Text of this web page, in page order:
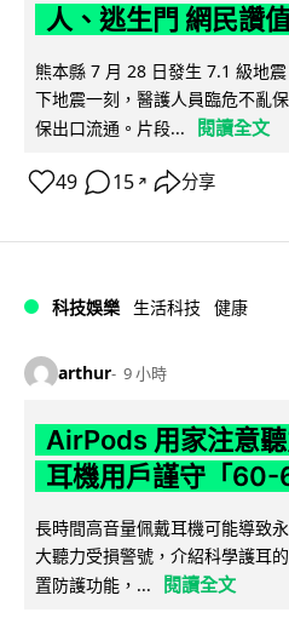
人、逃生門 網民讚
熊本縣 7 月 28 日發生 7.1 級地
下地震一刻，醫護人員臨危不亂
保出口流通。片段...
閱讀全文
49 15 ↗ 分享
科技娛樂 生活科技 健康
arthur 9 小時
AirPods 用家注意
耳機用戶謹守「60-
長時間高音量佩戴耳機可能導致
大聽力受損警號，介紹科學護耳
置防護功能，...
閱讀全文